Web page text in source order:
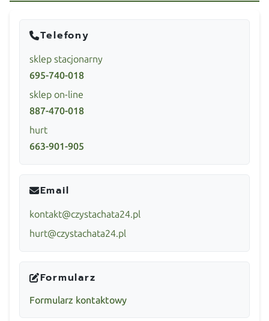
Telefony
sklep stacjonarny
695-740-018
sklep on-line
887-470-018
hurt
663-901-905
Email
kontakt@czystachata24.pl
hurt@czystachata24.pl
Formularz
Formularz kontaktowy